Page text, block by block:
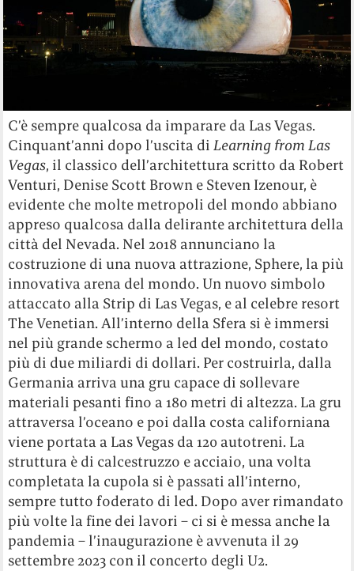
C’è sempre qualcosa da imparare da Las Vegas.
Cinquant’anni dopo l’uscita diLearning from Las
Vegas, il classico dell’architettura scritto da Robert
Venturi, Denise Scott Brown e Steven Izenour, è
evidente che molte metropoli del mondo abbiano
appreso qualcosa dalla delirante architettura della
città del Nevada. Nel 2018 annunciano la
costruzione di una nuova attrazione, Sphere, la più
innovativa arena del mondo. Un nuovo simbolo
attaccato alla Strip di Las Vegas, e al celebre resort
The Venetian. All’interno della Sfera si è immersi
nel più grande schermo a led del mondo, costato
più di due miliardi di dollari. Per costruirla, dalla
Germania arriva una gru capace di sollevare
materiali pesanti fino a 180 metri di altezza. La gru
attraversa l’oceano e poi dalla costa californiana
viene portata a Las Vegas da 120 autotreni. La
struttura è di calcestruzzo e acciaio, una volta
completata la cupola si è passati all’interno,
sempre tutto foderato di led. Dopo aver rimandato
più volte la fine dei lavori – ci si è messa anche la
pandemia – l’inaugurazione è avvenuta il 29
settembre 2023 con il concerto degli U2.